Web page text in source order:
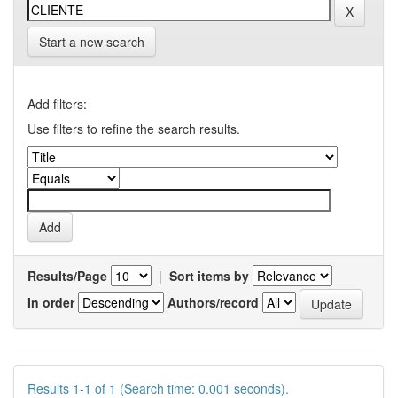
Start a new search
Add filters:
Use filters to refine the search results.
Results/Page | Sort items by
In order
Authors/record
Results 1-1 of 1 (Search time: 0.001 seconds).